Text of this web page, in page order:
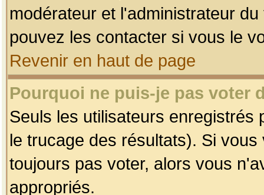
modérateur et l'administrateur
pouvez les contacter si vous le
Revenir en haut de page
Pourquoi ne puis-je pas voter
Seuls les utilisateurs enregistrés
le trucage des résultats). Si
toujours pas voter, alors vous
appropriés.